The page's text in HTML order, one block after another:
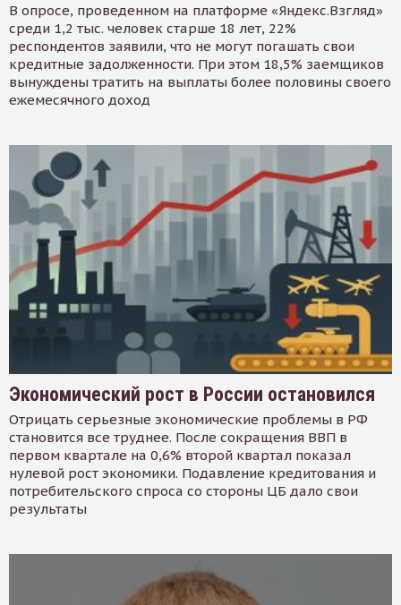
В опросе, проведенном на платформе «Яндекс.Взгляд»
среди 1,2 тыс. человек старше 18 лет, 22%
респондентов заявили, что не могут погашать свои
кредитные задолженности. При этом 18,5% заемщиков
вынуждены тратить на выплаты более половины своего
ежемесячного доход
Экономический рост в России остановился
Отрицать серьезные экономические проблемы в РФ
становится все труднее. После сокращения ВВП в
первом квартале на 0,6% второй квартал показал
нулевой рост экономики. Подавление кредитования и
потребительского спроса со стороны ЦБ дало свои
результаты